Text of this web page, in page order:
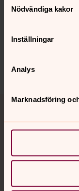
Nödvändiga kakor
Inställningar
Analys
Marknadsföring
Senast ändrad 9
innehåll?
Dela
Tillbaka till toppen
Tillbaka till
Kalender